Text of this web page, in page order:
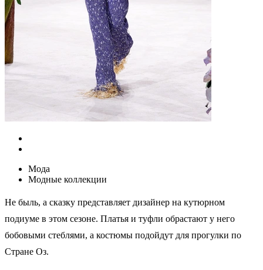
Мода
Модные коллекции
Не быль, а сказку представляет дизайнер на кутюрном
подиуме в этом сезоне. Платья и туфли обрастают у него
бобовыми стеблями, а костюмы подойдут для прогулки по
Стране Оз.